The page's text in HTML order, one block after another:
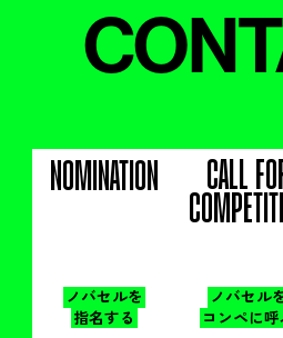
NOMINATION
ノバセルを
指名する
CALL
ノバセル
コンペに呼